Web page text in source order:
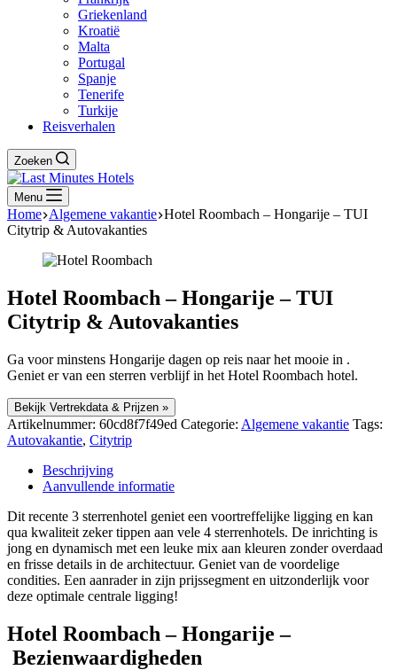
Griekenland
Kroatië
Malta
Portugal
Spanje
Tenerife
Turkije
Reisverhalen
Zoeken
Menu
Home Algemene vakantie Hotel Roombach – Hongarije – TUI
Citytrip & Autovakanties
Hotel Roombach – Hongarije – TUI
Citytrip & Autovakanties
Ga voor minstens Hongarije dagen op reis naar het mooie in .
Geniet er van een sterren verblijf in het Hotel Roombach hotel.
Bekijk Vertrekdata & Prijzen »
Artikelnummer: 60cd8f7f49ed Categorie: Algemene vakantie Tags:
Autovakantie, Citytrip
Beschrijving
Aanvullende informatie
Dit recente 3 sterrenhotel geniet een voortreffelijke ligging en kan
qua kwaliteit zeker tippen aan vele 4 sterrenhotels. De inrichting is
jong en dynamisch met een leuke mix aan kleuren zonder overdaad
en frisse details in de architectuur. Geniet van de voordelige
condities. Een aanrader in zijn prijssegment en uitzonderlijk voor
deze optimale centrale ligging!
Hotel Roombach – Hongarije –
Bezienwaardigheden